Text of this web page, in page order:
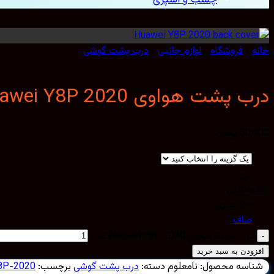
خانه فروشگاه لوازم جانبی درب پشت گوشی
درب پشت هواوی Huawei Y8P 2020
صاف
افزودن به سبد خرید
شناسه محصول: نامعلوم دسته: درب پشت گوشی برچسب: 2020